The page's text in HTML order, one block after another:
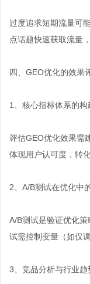
过度追求短期流量可
点话题快速获取流量
四、GEO优化的效果
1、核心指标体系的构
评估GEO优化效果需
体现用户认可度，转
2、A/B测试在优化中
A/B测试是验证优化
试需控制变量（如仅
3、竞品分析与行业